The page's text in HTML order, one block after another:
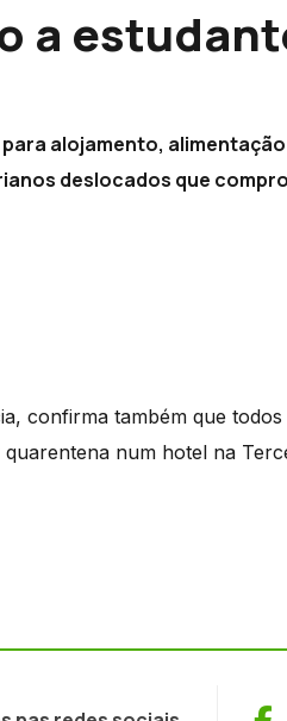
a
alojamento, alimentação
deslocados que
confirma também que
num hotel na